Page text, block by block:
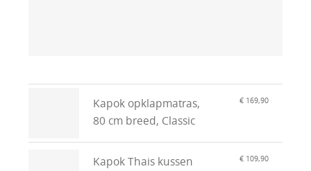
Kapok opklapmatras,
80 cm breed, Classic
€ 169,90
Kapok Thais kussen
€ 109,90